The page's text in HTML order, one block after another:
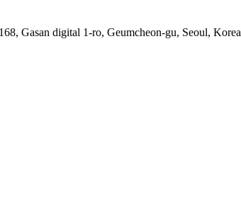
Gasan digital 1-ro, Geumcheon-gu, Seoul, Korea